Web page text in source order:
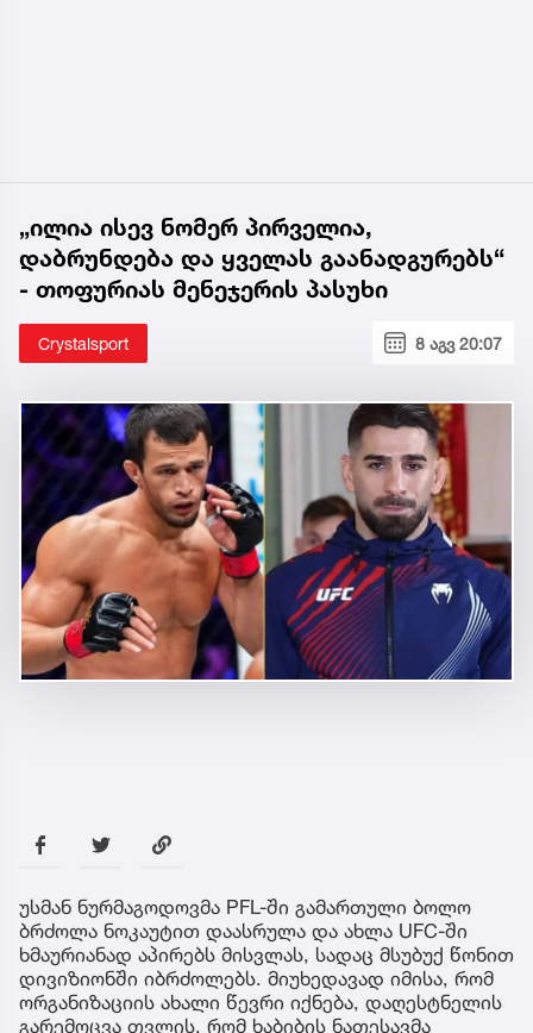
„ილია ისევ ნომერ პირველია,
დაბრუნდება და ყველას გაანადგურებს“
- თოფურიას მენეჯერის პასუხი
Crystalsport 8 აგვ 20:07
უსმან ნურმაგოდოვმა PFL-ში გამართული ბოლო
ბრძოლა ნოკაუტით დაასრულა და ახლა UFC-ში
ხმაურიანად აპირებს მისვლას, სადაც მსუბუქ წონით
დივიზიონში იბრძოლებს. მიუხედავად იმისა, რომ
ორგანიზაციის ახალი წევრი იქნება, დაღესტნელის
გარემოცვა თვლის, რომ ხაბიბის ნათესავმა